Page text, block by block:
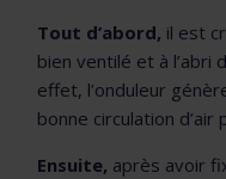
Tout d’abord, il est
bien ventilé et à l’abri
effet, l’onduleur
bonne circulation
Ensuite, après avoir